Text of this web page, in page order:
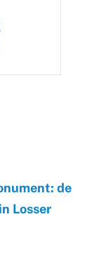
de
Losser